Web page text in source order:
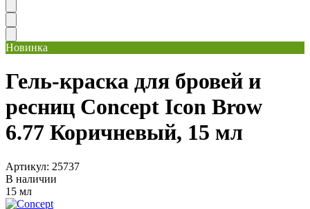
Новинка
Гель-краска для бровей и
ресниц Concept Icon Brow
6.77 Коричневый, 15 мл
Артикул: 25737
В наличии
15 мл